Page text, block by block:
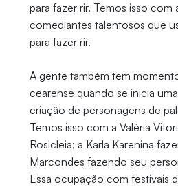
para fazer rir. Temos isso com
comediantes talentosos que
para fazer rir.
A gente também tem
cearense quando se inicia
criação de personagens de
Temos isso com a Valéria
Rosicleia; a Karla Karenina
Marcondes fazendo seu
Essa ocupação com festivais